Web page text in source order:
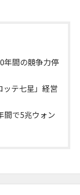
年間の競争力停
テ七星」経営
間で5兆ウォン